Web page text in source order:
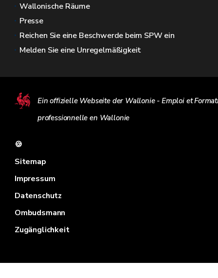
Wallonische Räume
Presse
Reichen Sie eine Beschwerde beim SPW ein
Melden Sie eine Unregelmäßigkeit
Ein offizielle Webseite der Wallonie - Emploi et
professionnelle en Wallonie
🍪
Sitemap
Impressum
Datenschutz
Ombudsmann
Zugänglichkeit